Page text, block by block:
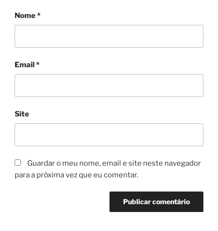
Nome*
Email*
Site
Guardar o meu nome, email e site neste navegador
para a próxima vez que eu comentar.